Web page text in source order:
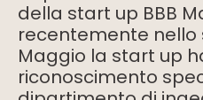
della start up BBB
recentemente nello
Maggio la start up
riconoscimento